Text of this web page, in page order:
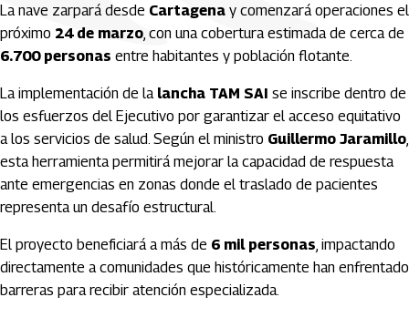
La nave zarpará desde Cartagena y comenzará operaciones el
próximo 24 de marzo, con una cobertura estimada de cerca de
6.700 personas entre habitantes y población flotante.
La implementación de la lancha TAM SAI se inscribe dentro de
los esfuerzos del Ejecutivo por garantizar el acceso equitativo
a los servicios de salud. Según el ministro Guillermo Jaramillo,
esta herramienta permitirá mejorar la capacidad de respuesta
ante emergencias en zonas donde el traslado de pacientes
representa un desafío estructural.
El proyecto beneficiará a más de 6 mil personas, impactando
directamente a comunidades que históricamente han enfrentado
barreras para recibir atención especializada.